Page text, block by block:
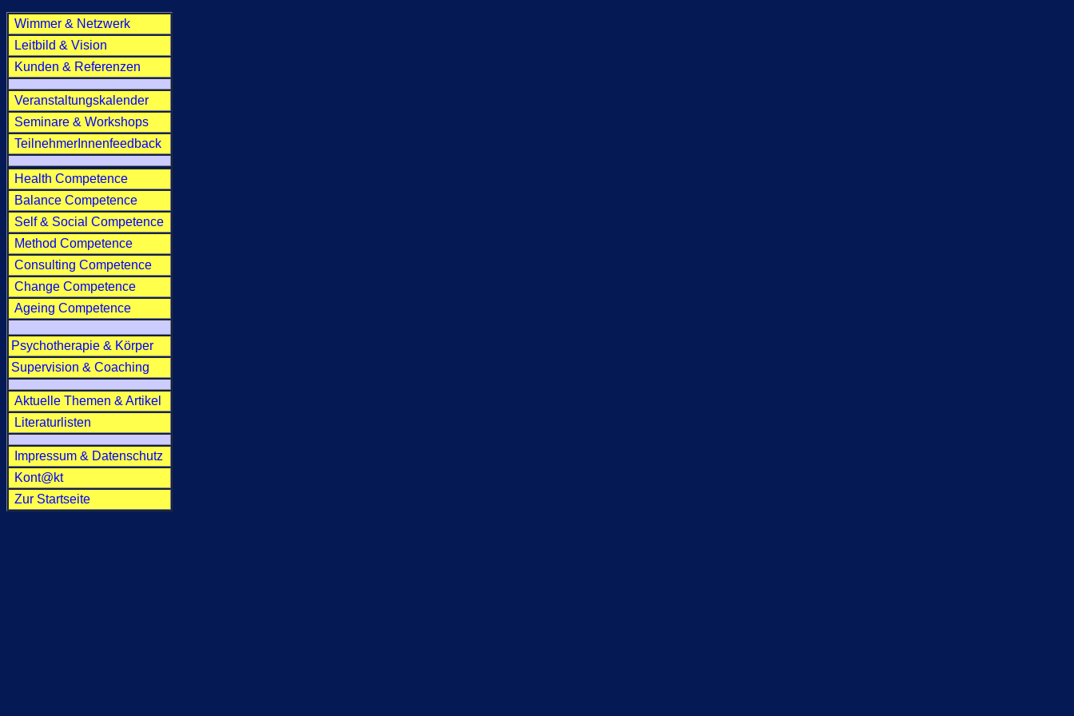
Wimmer & Netzwerk
Leitbild & Vision
Kunden & Referenzen
Veranstaltungskalender
Seminare & Workshops
TeilnehmerInnenfeedback
Health Competence
Balance Competence
Self & Social Competence
Method Competence
Consulting Competence
Change Competence
Ageing Competence
Psychotherapie & Körper
Supervision & Coaching
Aktuelle Themen & Artikel
Literaturlisten
Impressum & Datenschutz
Kont@kt
Zur Startseite